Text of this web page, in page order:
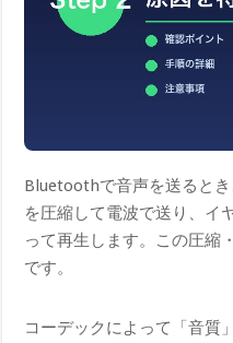
Bluetoothで音声を送ると
を圧縮して電波で送り、イ
って再生します。この圧縮
です。
コーデックによって「音質